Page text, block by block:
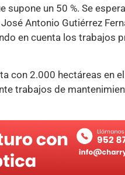
un 50 %. Se
Antonio Gutiérrez
en cuenta los trabajos
con 2.000 hectáreas en
trabajos de